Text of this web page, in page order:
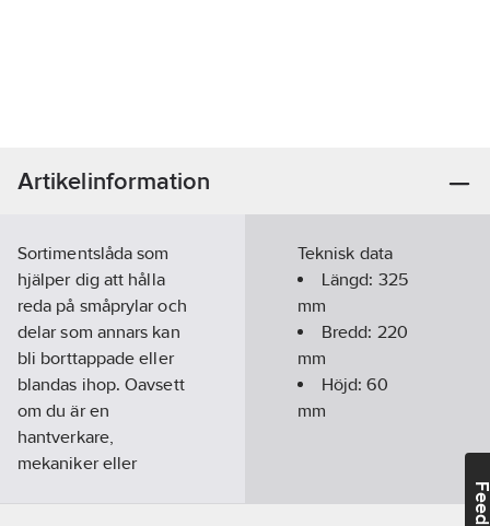
Artikelinformation
Sortimentslåda som
hjälper dig att hålla
reda på småprylar och
delar som annars kan
bli borttappade eller
blandas ihop. Oavsett
om du är en
hantverkare,
mekaniker eller
Teknisk data
Längd: 325
mm
Bredd: 220
mm
Höjd:60
mm